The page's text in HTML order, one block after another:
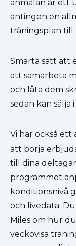
anmälan är ett
antingen en
träningsplan till
Smarta sätt att
att samarbeta
och låta dem
sedan kan sälja i
Vi har också
att börja
till dina
programmet
konditionsnivå
och livedata.
Miles om hur
veckovisa